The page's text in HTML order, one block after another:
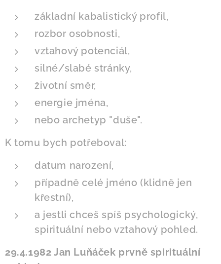
základní kabalistický profil,
rozbor osobnosti,
vztahový potenciál,
silné/slabé stránky,
životní směr,
energie jména,
nebo archetyp "duše".
K tomu bych potřeboval:
datum narození,
případně celé jméno (klidně jen
křestní),
a jestli chceš spíš psychologický,
spirituální nebo vztahový pohled.
29.4.1982 Jan Luňáček prvně spirituální